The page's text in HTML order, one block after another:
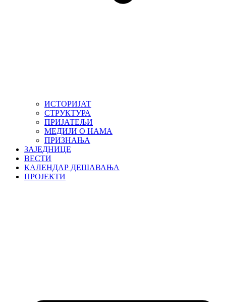
ИСТОРИЈАТ
СТРУКТУРА
ПРИЈАТЕЉИ
МЕДИЈИ О НАМА
ПРИЗНАЊА
ЗАЈЕДНИЦЕ
ВЕСТИ
КАЛЕНДАР ДЕШАВАЊА
ПРОЈЕКТИ